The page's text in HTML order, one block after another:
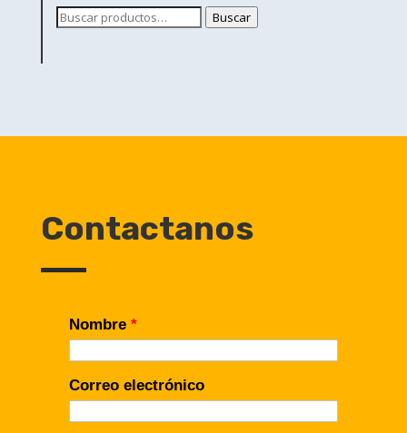
Buscar
Buscar
Contactanos
Nombre *
Correo electrónico